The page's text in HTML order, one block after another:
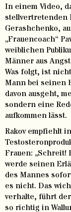
In einem Video,
Gerashchenko,
„Frauencoach“
weiblichen
Männer aus
Was folgt, ist
Mann bei seinen
davon ausgeht,
sondern eine
aufkommen lässt.
Rakov empfiehlt
Frauen: „Schreit!
werde seinen
des Mannes
es nicht. Das
verhalte, führt
so richtig in